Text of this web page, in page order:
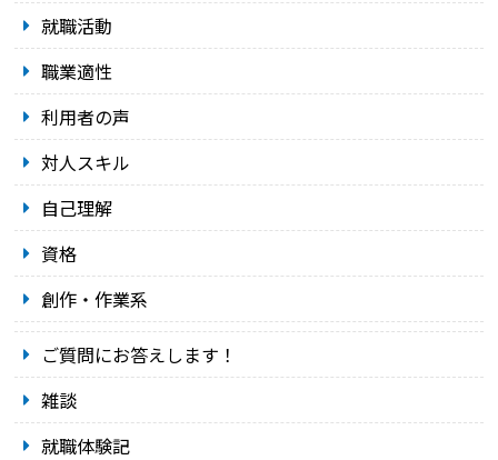
就職活動
職業適性
利用者の声
対人スキル
自己理解
資格
創作・作業系
ご質問にお答えします！
雑談
就職体験記